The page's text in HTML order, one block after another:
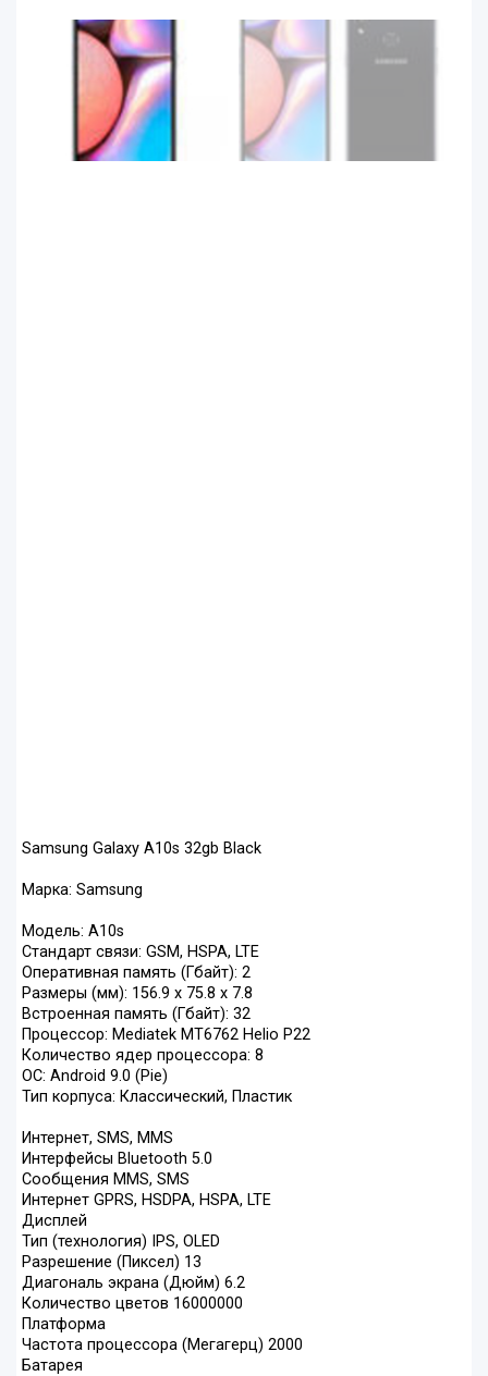
Samsung Galaxy A10s 32gb Black
Марка: Samsung
Модель: A10s
Стандарт связи: GSM, HSPA, LTE
Оперативная память (Гбайт): 2
Размеры (мм): 156.9 x 75.8 x 7.8
Встроенная память (Гбайт): 32
Процессор: Mediatek MT6762 Helio P22
Количество ядер процессора: 8
ОС: Android 9.0 (Pie)
Тип корпуса: Классический, Пластик
Интернет, SMS, MMS
Интерфейсы Bluetooth 5.0
Сообщения MMS, SMS
Интернет GPRS, HSDPA, HSPA, LTE
Дисплей
Тип (технология) IPS, OLED
Разрешение (Пиксел) 13
Диагональ экрана (Дюйм) 6.2
Количество цветов 16000000
Платформа
Частота процессора (Мегагерц) 2000
Батарея